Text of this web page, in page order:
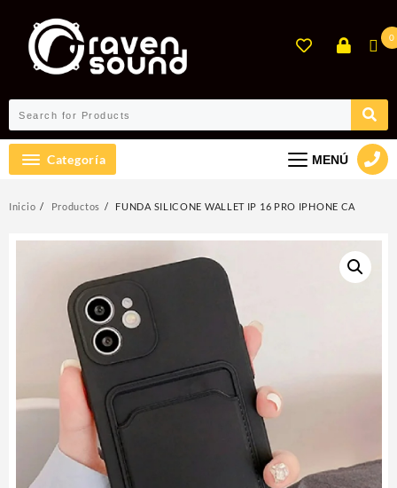
contenido
0
Categoría MENÚ
Inicio Productos FUNDA SILICONE WALLET IP 16 PRO IPHONE CA